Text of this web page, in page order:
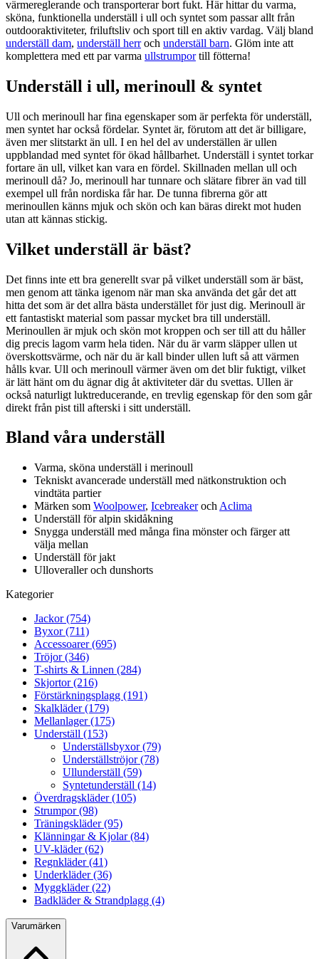
värmereglerande och transporterar bort fukt. Här hittar du varma,
sköna, funktionella underställ i ull och syntet som passar allt från
outdooraktiviteter, friluftsliv och sport till en aktiv vardag. Välj bland
underställ dam, underställ herroch underställ barn. Glöm inte att
komplettera med ett par varma ullstrumportill fötterna!
Underställ i ull, merinoull & syntet
Ull och merinoull har fina egenskaper som är perfekta för underställ,
men syntet har också fördelar. Syntet är, förutom att det är billigare,
även mer slitstarkt än ull. I en hel del av underställen är ullen
uppblandad med syntet för ökad hållbarhet. Underställ i syntet torkar
fortare än ull, vilket kan vara en fördel. Skillnaden mellan ull och
merinoull då? Jo, merinoull har tunnare och slätare fibrer än vad till
exempel ull från nordiska får har. De tunna fibrerna gör att
merinoullen känns mjuk och skön och kan bäras direkt mot huden
utan att kännas stickig.
Vilket underställ är bäst?
Det finns inte ett bra generellt svar på vilket underställ som är bäst,
men genom att tänka igenom när man ska använda det går det att
hitta det som är det allra bästa understället för just dig. Merinoull är
ett fantastiskt material som passar mycket bra till underställ.
Merinoullen är mjuk och skön mot kroppen och ser till att du håller
dig precis lagom varm hela tiden. När du är varm släpper ullen ut
överskottsvärme, och när du är kall binder ullen luft så att värmen
hålls kvar. Ull och merinoull värmer även om det blir fuktigt, vilket
är lätt hänt om du ägnar dig åt aktiviteter där du svettas. Ullen är
också naturligt luktreducerande, en trevlig egenskap för den som går
direkt från pist till afterski i sitt underställ.
Bland våra underställ
Varma, sköna underställ i merinoull
Tekniskt avancerade underställ med nätkonstruktion och
vindtäta partier
Märken som Woolpower, Icebreakeroch Aclima
Underställ för alpin skidåkning
Snygga underställ med många fina mönster och färger att
välja mellan
Underställ för jakt
Ulloveraller och dunshorts
Kategorier
Jackor (754)
Byxor (711)
Accessoarer (695)
Tröjor (346)
T-shirts & Linnen (284)
Skjortor (216)
Förstärkningsplagg (191)
Skalkläder (179)
Mellanlager (175)
Underställ (153)
Underställsbyxor (79)
Underställströjor (78)
Ullunderställ (59)
Syntetunderställ (14)
Överdragskläder (105)
Strumpor (98)
Träningskläder (95)
Klänningar & Kjolar (84)
UV-kläder (62)
Regnkläder (41)
Underkläder (36)
Myggkläder (22)
Badkläder & Strandplagg (4)
Varumärken